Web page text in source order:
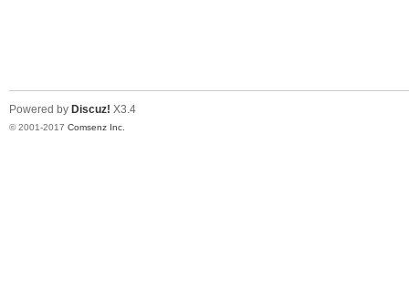
Powered by Discuz! X3.4
© 2001-2017 Comsenz Inc.